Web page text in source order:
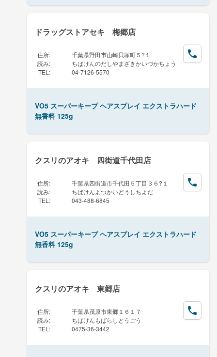
ドラッグストアセキ 梅郷店
住所:
千葉県野田市山崎貝塚町５?１
読み:
ちばけんのだしやまざきかいづかちょう
TEL : 04-7126-5570
VO5 スーパーキープ ヘアスプレイ エクストラハード
無香料 125g
クスリのアオキ 四街道千代田店
住所:
千葉県四街道市千代田５丁目３６?１
読み:
ちばけんよつかいどうしちよだ
TEL : 043-488-6845
VO5 スーパーキープ ヘアスプレイ エクストラハード
無香料 125g
クスリのアオキ 東郷店
住所:
千葉県茂原市東郷１６１７
読み:
ちばけんもばらしとうごう
TEL : 0475-36-3442